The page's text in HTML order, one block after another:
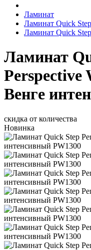
Ламинат
Ламинат Quick Step
Ламинат Quick
Ламинат
Perspective
Венге
скидка от количества
Новинка